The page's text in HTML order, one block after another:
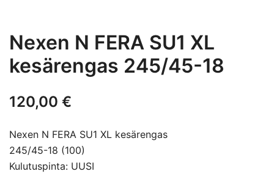
Nexen N FERA SU1 XL
kesärengas 245/45-18
120,00 €
Nexen N FERA SU1 XL kesärengas
245/45-18 (100)
Kulutuspinta: UUSI